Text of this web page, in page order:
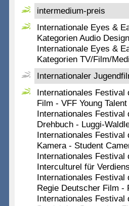
intermedium-preis
Internationale Eyes &
Kategorien Audio
Internationale Eyes &
Kategorien TV/Film/
Internationaler
Internationales Festival
Film - VFF Young
Internationales Festival
Drehbuch - Luggi-
Internationales Festival
Kamera - Student
Internationales Festival
Interculturel für
Internationales Festival
Regie Deutscher Film -
Internationales Festival